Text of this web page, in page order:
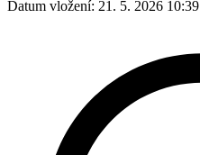
Datum vložení: 21. 5. 2026 10:39